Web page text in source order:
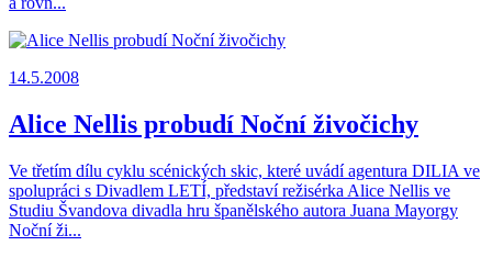
14.5.2008
Alice Nellis probudí Noční živočichy
Ve třetím dílu cyklu scénických skic, které uvádí agentura DILIA ve
spolupráci s Divadlem LETÍ, představí režisérka Alice Nellis ve
Studiu Švandova divadla hru španělského autora Juana Mayorgy
Noční ži...